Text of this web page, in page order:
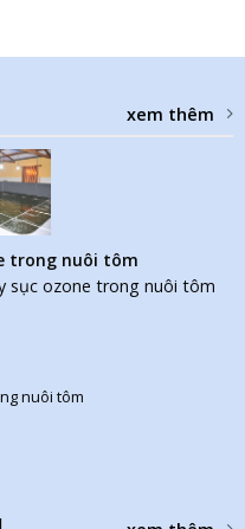
xem thêm
trong nuôi tôm
sục ozone trong nuôi tôm
nuôi tôm